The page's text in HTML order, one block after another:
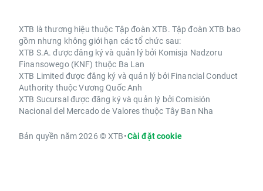
XTB là thương hiệu thuộc Tập đoàn XTB. Tập đoàn XTB bao
gồm nhưng không giới hạn các tổ chức sau:
XTB S.A. được đăng ký và quản lý bởi Komisja Nadzoru
Finansowego (KNF) thuộc Ba Lan
XTB Limited được đăng ký và quản lý bởi Financial Conduct
Authority thuộc Vương Quốc Anh
XTB Sucursal được đăng ký và quản lý bởi Comisión
Nacional del Mercado de Valores thuộc Tây Ban Nha
Bản quyền năm 2026 © XTB•Cài đặt cookie